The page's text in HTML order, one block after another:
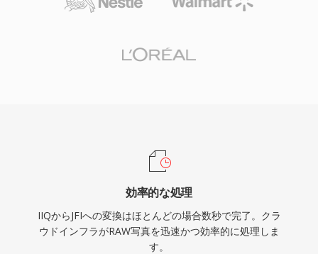
効率的な処理
IIQからJFIへの変換はほとんどの場合数秒で完了。クラ
ウドインフラがRAW写真を迅速かつ効率的に処理しま
す。